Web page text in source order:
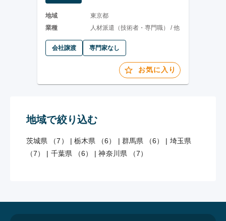
地域
東京都
業種
人材派遣（技術者・専門職） / 他
会社譲渡 専門家なし
お気に入り
地域で絞り込む
茨城県 （7） | 栃木県 （6） | 群馬県 （6） | 埼玉県
（7）
| 千葉県 （6） |神奈川県 （7）